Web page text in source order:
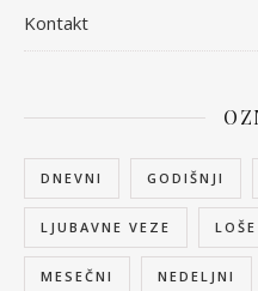
Kontakt
DNEVNI GODIŠNJI
LJUBAVNE VEZE
MESEČNI NEDELJNI